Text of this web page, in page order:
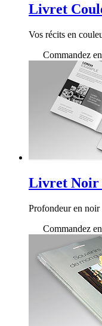
Livret
Vos récits en
Commandez
Livret Noir
Profondeur en noir
Commandez